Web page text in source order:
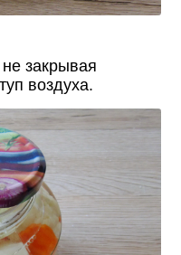
закрывая
воздуха.